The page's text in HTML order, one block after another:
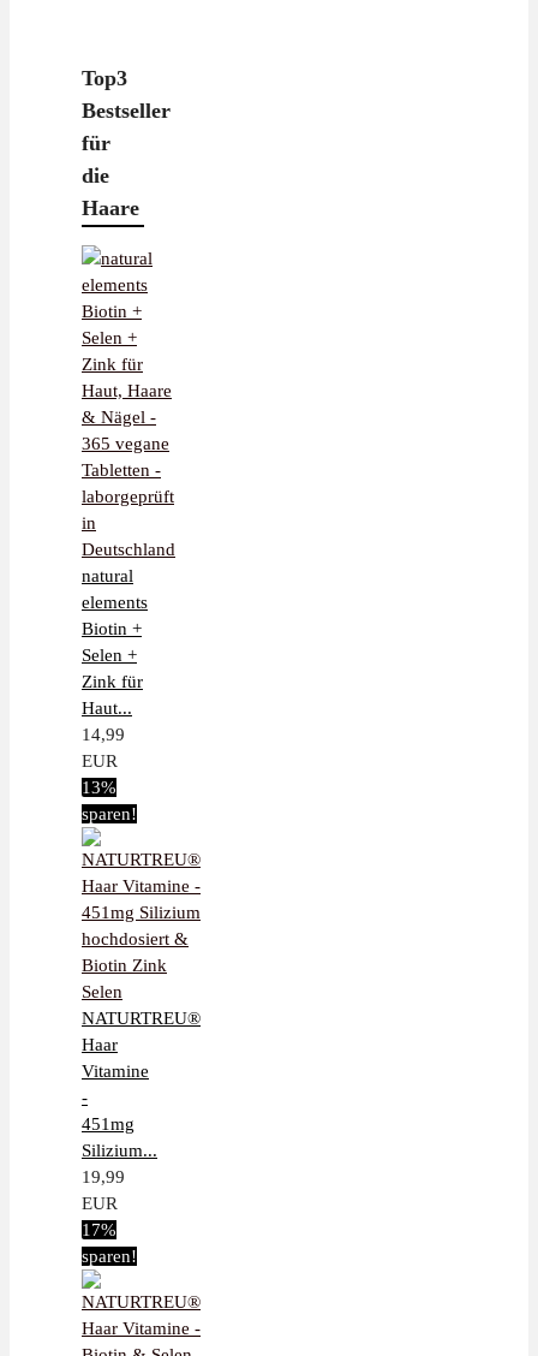
Top3
Bestseller
für
die
Haare
natural
elements
Biotin +
Selen +
Zink für
Haut...
14,99
EUR
13%
sparen!
NATURTREU®
Haar
Vitamine
-
451mg
Silizium...
19,99
EUR
17%
sparen!